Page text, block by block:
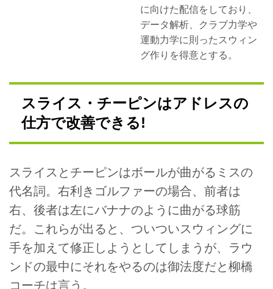
に向けた配信をしており、
データ解析、クラブ力学や
運動力学に則ったスウィン
グ作りを得意とする。
スライス・チーピンはアドレスの
仕方で改善できる!
スライスとチーピンはボールが曲がるミスの
代名詞。右利きゴルファーの場合、前者は
右、後者は左にバナナのように曲がる球筋
だ。これらが出ると、ついついスウィングに
手を加えて修正しようとしてしまうが、ラウ
ンドの最中にそれをやるのは御法度だと柳橋
コーチは言う。